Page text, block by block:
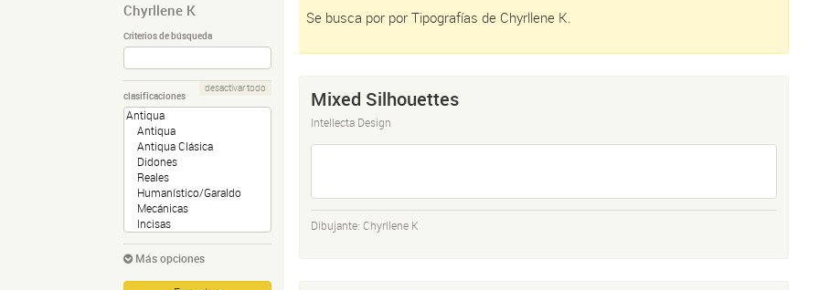
Chyrllene K
Criterios de búsqueda
clasificaciones
desactivar todo
Más opciones
Se busca por por Tipografías de Chyrllene K.
Mixed Silhouettes
Intellecta Design
Dibujante: Chyrllene K